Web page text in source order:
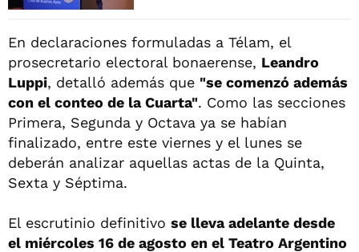
En declaraciones formuladas a Télam, el
prosecretario electoral bonaerense, Leandro
Luppi, detalló además que "se comenzó además
con el conteo de la Cuarta". Como las secciones
Primera, Segunda y Octava ya se habían
finalizado, entre este viernes y el lunes se
deberán analizar aquellas actas de la Quinta,
Sexta y Séptima.
El escrutinio definitivo se lleva adelante desde
el miércoles 16 de agosto en el Teatro Argentino